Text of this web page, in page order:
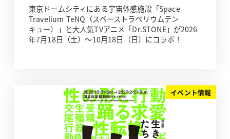
東京ドームシティにある宇宙体感施設「Space
Travelium TeNQ（スペーストラベリウムテン
キュー）」と大人気TVアニメ「Dr.STONE」が2026
年7月18日（土）～10月18日（日）にコラボ！
イベント情報